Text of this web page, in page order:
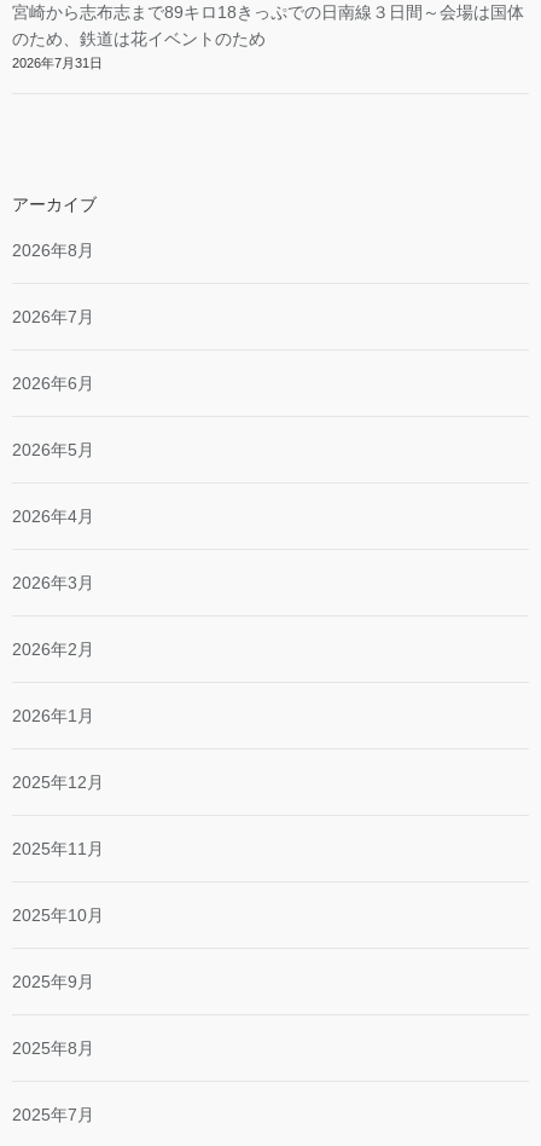
宮崎から志布志まで89キロ18きっぷでの日南線３日間～会場は国体
のため、鉄道は花イベントのため
2026年7月31日
アーカイブ
2026年8月
2026年7月
2026年6月
2026年5月
2026年4月
2026年3月
2026年2月
2026年1月
2025年12月
2025年11月
2025年10月
2025年9月
2025年8月
2025年7月